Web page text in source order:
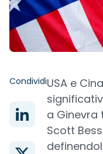
CondividiUSA e
a Ginevra
Scott